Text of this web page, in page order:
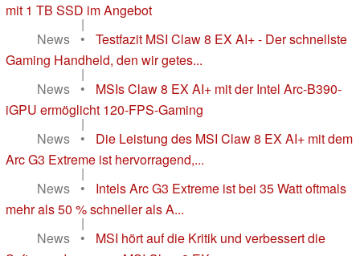
mit 1 TB SSD im Angebot
|
News
•
Testfazit MSI Claw 8 EX AI+ - Der schnellste
Gaming Handheld, den wir getes...
|
News
•
MSIs Claw 8 EX AI+ mit der Intel Arc-B390-
iGPU ermöglicht 120-FPS-Gaming
|
News
•
Die Leistung des MSI Claw 8 EX AI+ mit dem
Arc G3 Extreme ist hervorragend,...
|
News
•
Intels Arc G3 Extreme ist bei 35 Watt oftmals
mehr als 50 % schneller als A...
|
News
•
MSI hört auf die Kritik und verbessert die